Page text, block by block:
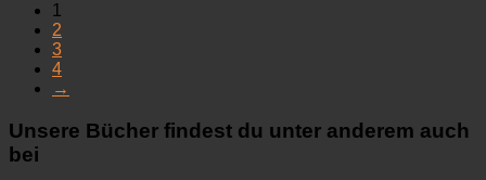
1
2
3
4
→
Unsere Bücher findest du unter anderem auch
bei